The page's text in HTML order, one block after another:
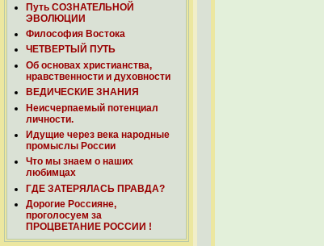
Путь СОЗНАТЕЛЬНОЙ
ЭВОЛЮЦИИ
Философия Востока
ЧЕТВЕРТЫЙ ПУТЬ
Об основах христианства,
нравственности и духовности
ВЕДИЧЕСКИЕ ЗНАНИЯ
Неисчерпаемый потенциал
личности.
Идущие через века народные
промыслы России
Что мы знаем о наших
любимцах
ГДЕ ЗАТЕРЯЛАСЬ ПРАВДА?
Дорогие Россияне,
проголосуем за
ПРОЦВЕТАНИЕ РОССИИ !